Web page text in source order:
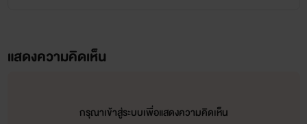
แสดงความคิดเห็น
กรุณาเข้าสู่ระบบเพื่อแสดงความคิดเห็น